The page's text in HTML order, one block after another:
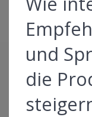
und
die